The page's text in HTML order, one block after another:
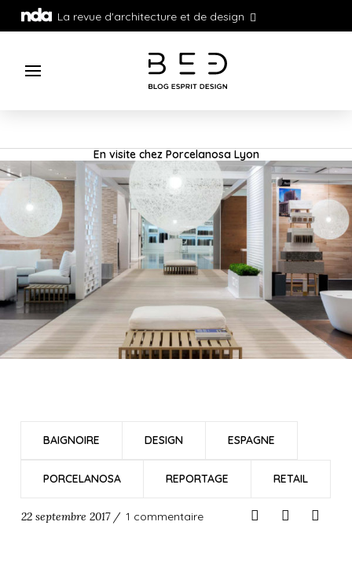
La revue d'architecture et de design
En visite chez Porcelanosa Lyon
BAIGNOIRE DESIGN ESPAGNE
PORCELANOSA REPORTAGE RETAIL
22 septembre 2017 / 1 commentaire